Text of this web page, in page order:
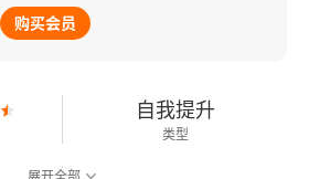
购买会员
自我提升
类型